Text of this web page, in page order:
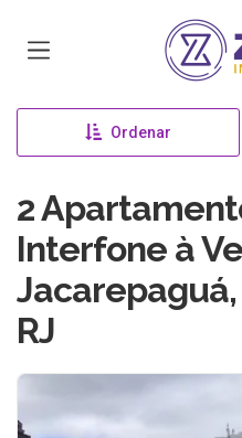
Página
Ordenar
2
Interfone à
RJ